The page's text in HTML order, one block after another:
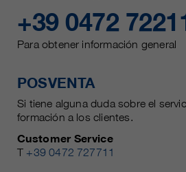
+39 0472
Para obtener información general
POSVENTA
Si tiene alguna duda sobre el
formación a los clientes.
Customer Service
T +39 0472 727711